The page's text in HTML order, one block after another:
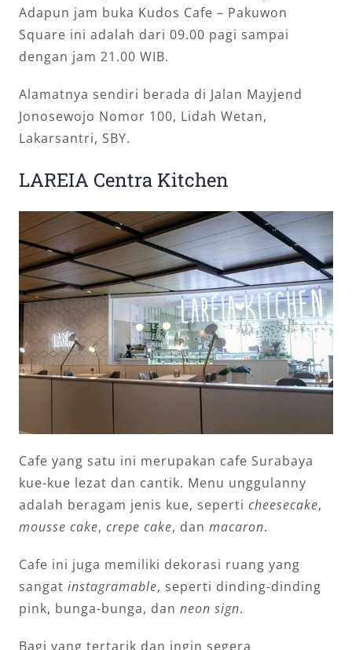
Adapun jam buka Kudos Cafe – Pakuwon
Square ini adalah dari 09.00 pagi sampai
dengan jam 21.00 WIB.
Alamatnya sendiri berada di Jalan Mayjend
Jonosewojo Nomor 100, Lidah Wetan,
Lakarsantri, SBY.
LAREIA Centra Kitchen
Cafe yang satu ini merupakan cafe Surabaya
kue-kue lezat dan cantik. Menu unggulanny
adalah beragam jenis kue, seperti cheesecake,
mousse cake, crepe cake, dan macaron.
Cafe ini juga memiliki dekorasi ruang yang
sangat instagramable, seperti dinding-dinding
pink, bunga-bunga, dan neon sign.
Bagi yang tertarik dan ingin segera